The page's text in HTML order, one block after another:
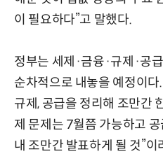
이 필요하다”고 말했다.
정부는 세제·금융·규제·공
순차적으로 내놓을 예정이다
규제, 공급을 정리해 조만간
제 문제는 7월쯤 가능하고
내 조만간 발표하게 될 것”이